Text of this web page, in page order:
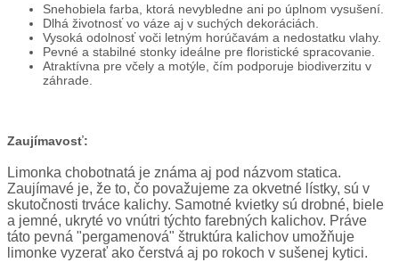
Snehobiela farba, ktorá nevybledne ani po úplnom vysušení.
Dlhá životnosť vo váze aj v suchých dekoráciách.
Vysoká odolnosť voči letným horúčavám a nedostatku vlahy.
Pevné a stabilné stonky ideálne pre floristické spracovanie.
Atraktívna pre včely a motýle, čím podporuje biodiverzitu v
záhrade.
Zaujímavosť:
Limonka chobotnatá je známa aj pod názvom statica.
Zaujímavé je, že to, čo považujeme za okvetné lístky, sú v
skutočnosti trváce kalichy. Samotné kvietky sú drobné, biele
a jemné, ukryté vo vnútri týchto farebných kalichov. Práve
táto pevná "pergamenová" štruktúra kalichov umožňuje
limonke vyzerať ako čerstvá aj po rokoch v sušenej kytici.